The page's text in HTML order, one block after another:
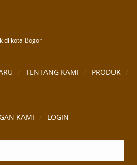
di kota Bogor
TENTANG KAMI PRODUK
KAMI LOGIN